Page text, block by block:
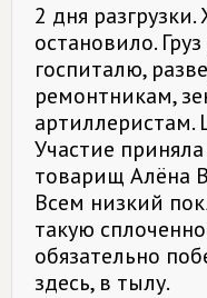
2 дня
остановило.
госпиталю,
ремонтникам,
артиллеристам.
Участие
товарищ Алёна
Всем низкий
такую
обязательно
здесь, в тылу.